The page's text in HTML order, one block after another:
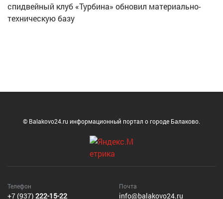
спидвейный клуб «Турбина» обновил материально-
техническую базу
© Balakovo24.ru информационный портал о городе Балаково.
Телефон
+7 (937) 222-15-22
Почта
info@balakovo24.ru